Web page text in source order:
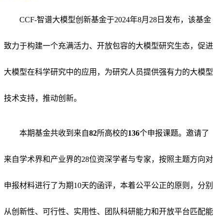
CCF-智谱大模型创新基金于2024年8月28日发布，该基金
致力于构建一个充满活力、开放包容的大模型研究生态，促进
大模型在科学研究中的应用，为研究人员提供强有力的大模型
技术支持，推动创新。
本期基金共收到来自82所高校的136个申报课题。邀请了
来自学术界和产业界的28位资深学者与专家，按照主题方向对
申报材料进行了为期10天的函评，本着公平公正的原则，分别
从创新性、可行性、实用性、团队科研能力和开放平台匹配能